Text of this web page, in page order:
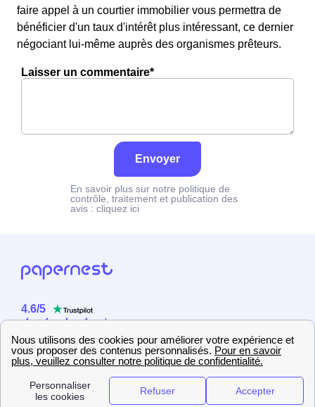
faire appel à un courtier immobilier vous permettra de
bénéficier d'un taux d'intérêt plus intéressant, ce dernier
négociant lui-même auprès des organismes prêteurs.
Laisser un commentaire*
Envoyer
En savoir plus sur notre politique de
contrôle, traitement et publication des
avis : cliquez ici
4.6/5
2358 utilisateurs